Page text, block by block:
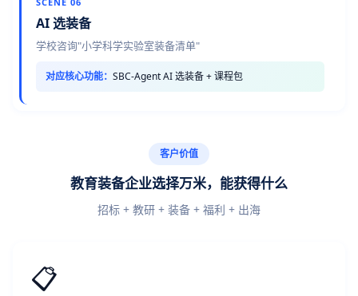
AI 选装备
学校咨询"小学科学实验室装备清单"
对应核心功能： SBC-Agent AI 选装备 + 课程包
客户价值
教育装备企业选择万米，能获得什么
招标 + 教研 + 装备 + 福利 + 出海
📋